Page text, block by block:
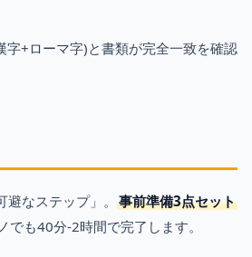
字+ローマ字)と書類が完全一致を確認
なステップ」。 事前準備3点セット
でも40分-2時間で完了します。